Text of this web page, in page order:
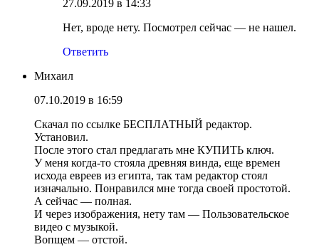
27.09.2019 в 14:33
Нет, вроде нету. Посмотрел сейчас — не нашел.
Ответить
Михаил
07.10.2019 в 16:59
Скачал по ссылке БЕСПЛАТНЫЙ редактор.
Установил.
После этого стал предлагать мне КУПИТЬ ключ.
У меня когда-то стояла древняя винда, еще времен
исхода евреев из египта, так там редактор стоял
изначально. Понравился мне тогда своей простотой.
А сейчас — полная.
И через изображения, нету там — Пользовательское
видео с музыкой.
Вопщем — отстой.